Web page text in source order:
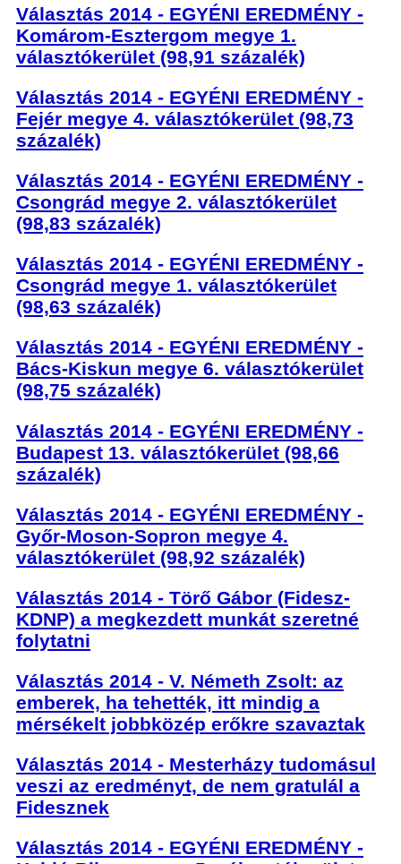
Választás 2014 - EGYÉNI EREDMÉNY -
Komárom-Esztergom megye 1.
választókerület (98,91 százalék)
Választás 2014 - EGYÉNI EREDMÉNY -
Fejér megye 4. választókerület (98,73
százalék)
Választás 2014 - EGYÉNI EREDMÉNY -
Csongrád megye 2. választókerület
(98,83 százalék)
Választás 2014 - EGYÉNI EREDMÉNY -
Csongrád megye 1. választókerület
(98,63 százalék)
Választás 2014 - EGYÉNI EREDMÉNY -
Bács-Kiskun megye 6. választókerület
(98,75 százalék)
Választás 2014 - EGYÉNI EREDMÉNY -
Budapest 13. választókerület (98,66
százalék)
Választás 2014 - EGYÉNI EREDMÉNY -
Győr-Moson-Sopron megye 4.
választókerület (98,92 százalék)
Választás 2014 - Törő Gábor (Fidesz-
KDNP) a megkezdett munkát szeretné
folytatni
Választás 2014 - V. Németh Zsolt: az
emberek, ha tehették, itt mindig a
mérsékelt jobbközép erőkre szavaztak
Választás 2014 - Mesterházy tudomásul
veszi az eredményt, de nem gratulál a
Fidesznek
Választás 2014 - EGYÉNI EREDMÉNY -